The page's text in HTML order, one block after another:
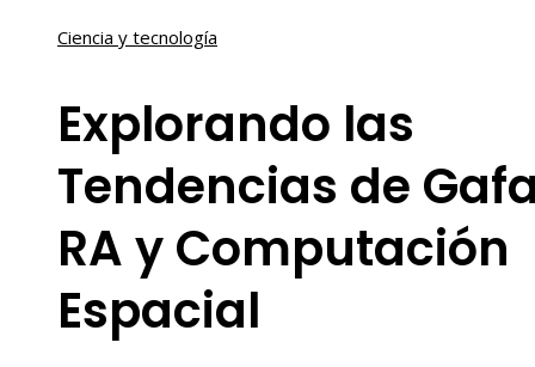
Ciencia y tecnología
Explorando las
Tendencias de
RA y Computación
Espacial